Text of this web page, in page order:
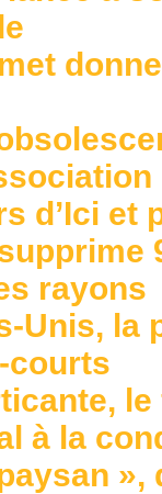
d’Ici et
rayons
Unis, la
courts
à la